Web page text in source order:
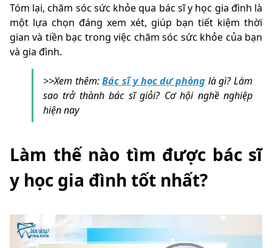
Tóm lại, chăm sóc sức khỏe qua bác sĩ y học gia đình là
một lựa chọn đáng xem xét, giúp bạn tiết kiệm thời
gian và tiền bạc trong việc chăm sóc sức khỏe của bạn
và gia đình.
>>Xem thêm:Bác sĩ y học dự phònglà gì? Làm
sao trở thành bác sĩ giỏi? Cơ hội nghề nghiệp
hiện nay
Làm thế nào tìm được bác sĩ
y học gia đình tốt nhất?